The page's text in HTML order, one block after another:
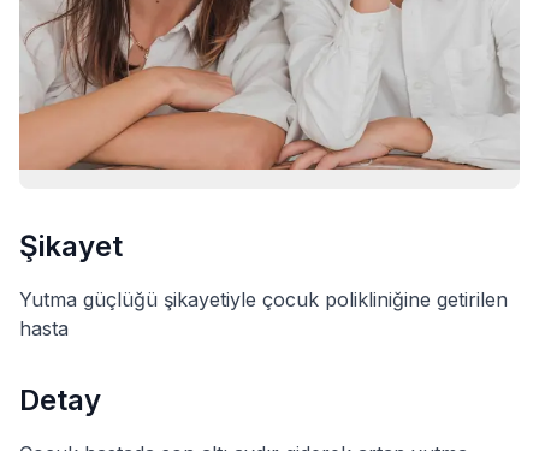
Şikayet
Yutma güçlüğü şikayetiyle çocuk polikliniğine getirilen
hasta
Detay